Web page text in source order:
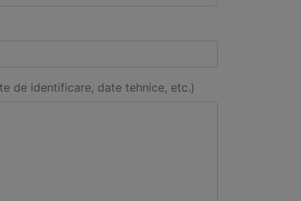
de identificare, date tehnice, etc.)